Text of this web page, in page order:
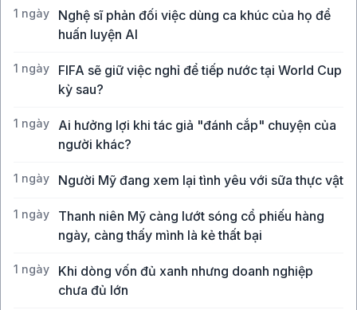
1 ngày
Nghệ sĩ phản đối việc dùng ca khúc của họ để
huấn luyện AI
1 ngày
FIFA sẽ giữ việc nghỉ để tiếp nước tại World Cup
kỳ sau?
1 ngày
Ai hưởng lợi khi tác giả "đánh cắp" chuyện của
người khác?
1 ngày Người Mỹ đang xem lại tình yêu với sữa thực vật
1 ngày
Thanh niên Mỹ càng lướt sóng cổ phiếu hàng
ngày, càng thấy mình là kẻ thất bại
1 ngày
Khi dòng vốn đủ xanh nhưng doanh nghiệp
chưa đủ lớn